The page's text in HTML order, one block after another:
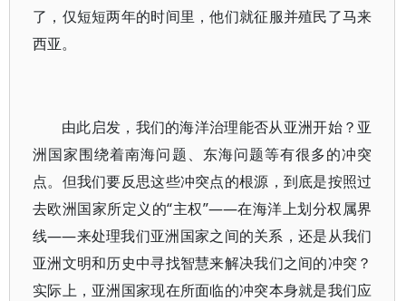
了，仅短短两年的时间里，他们就征服并殖民了马来
西亚。
由此启发，我们的海洋治理能否从亚洲开始？亚
洲国家围绕着南海问题、东海问题等有很多的冲突
点。但我们要反思这些冲突点的根源，到底是按照过
去欧洲国家所定义的“主权”——在海洋上划分权属界
线——来处理我们亚洲国家之间的关系，还是从我们
亚洲文明和历史中寻找智慧来解决我们之间的冲突？
实际上，亚洲国家现在所面临的冲突本身就是我们应